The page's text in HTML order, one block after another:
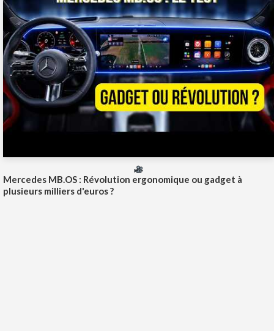
Mercedes MB.OS : Révolution ergonomique ou gadget à
plusieurs milliers d'euros ?